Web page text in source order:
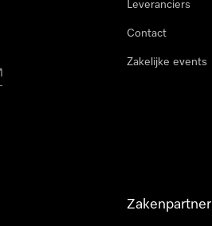
Leveranciers
Contact
Zakelijke events
Zakenpartner